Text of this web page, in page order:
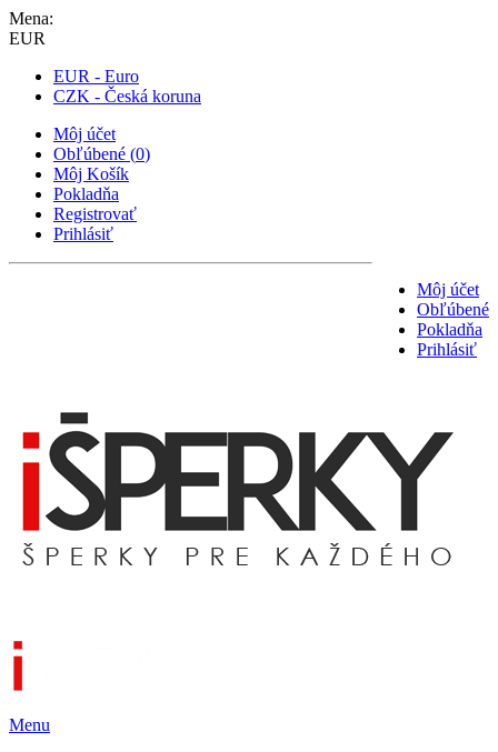
Mena:
EUR
EUR - Euro
CZK - Česká koruna
Môj účet
Obľúbené (0)
Môj Košík
Pokladňa
Registrovať
Prihlásiť
Môj účet
Obľúbené
Pokladňa
Prihlásiť
Menu